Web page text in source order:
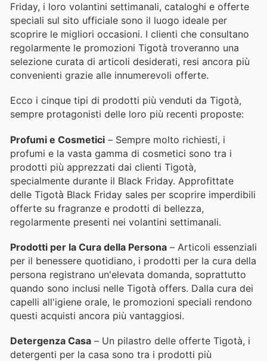
Friday, i loro volantini settimanali, cataloghi e offerte
speciali sul sito ufficiale sono il luogo ideale per
scoprire le migliori occasioni. I clienti che consultano
regolarmente le promozioni Tigotà troveranno una
selezione curata di articoli desiderati, resi ancora più
convenienti grazie alle innumerevoli offerte.
Ecco i cinque tipi di prodotti più venduti da Tigotà,
sempre protagonisti delle loro più recenti proposte:
Profumi e Cosmetici – Sempre molto richiesti, i
profumi e la vasta gamma di cosmetici sono tra i
prodotti più apprezzati dai clienti Tigotà,
specialmente durante il Black Friday. Approfittate
delle Tigotà Black Friday sales per scoprire imperdibili
offerte su fragranze e prodotti di bellezza,
regolarmente presenti nei volantini settimanali.
Prodotti per la Cura della Persona – Articoli essenziali
per il benessere quotidiano, i prodotti per la cura della
persona registrano un'elevata domanda, soprattutto
quando sono inclusi nelle Tigotà offers. Dalla cura dei
capelli all'igiene orale, le promozioni speciali rendono
questi acquisti ancora più vantaggiosi.
Detergenza Casa – Un pilastro delle offerte Tigotà, i
detergenti per la casa sono tra i prodotti più